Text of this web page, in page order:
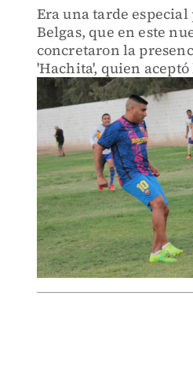
Era una tarde
Belgas, que en este
concretaron la
'Hachita', quien